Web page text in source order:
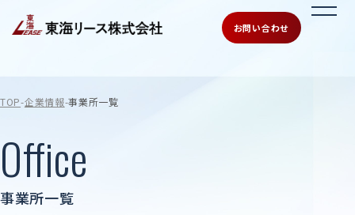
お問い合わせ
TOP 企業情報 事業所一覧
Office
事業所一覧